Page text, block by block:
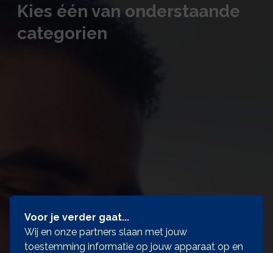
Kies één van onderstaande
categorien
Voor je verder gaat...
Wij en onze partners slaan met jouw
toestemming informatie op jouw apparaat op en